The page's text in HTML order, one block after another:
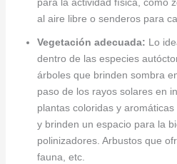
al aire libre o senderos para
Vegetación adecuada: Lo
dentro de las especies
árboles que brinden sombra
paso de los rayos solares en
plantas coloridas y
y brinden un espacio para la
polinizadores. Arbustos que
fauna, etc.